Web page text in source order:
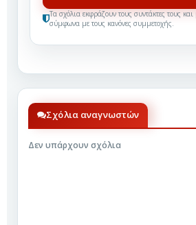
Τα σχόλια εκφράζουν τους συντάκτες τους και
σύμφωνα με τους κανόνες συμμετοχής.
Σχόλια αναγνωστών
Δεν υπάρχουν σχόλια